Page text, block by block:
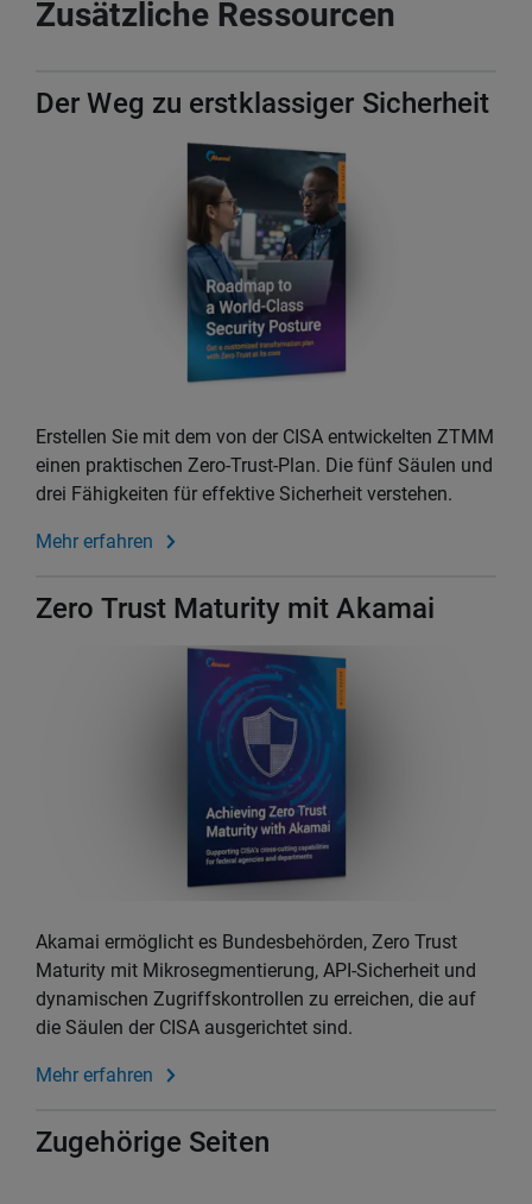
Zusätzliche Ressourcen
Der Weg zu erstklassiger Sicherheit
Erstellen Sie mit dem von der CISA entwickelten ZTMM
einen praktischen Zero-Trust-Plan. Die fünf Säulen und
drei Fähigkeiten für effektive Sicherheit verstehen.
Mehr erfahren
Zero Trust Maturity mit Akamai
Akamai ermöglicht es Bundesbehörden, Zero Trust
Maturity mit Mikrosegmentierung, API-Sicherheit und
dynamischen Zugriffskontrollen zu erreichen, die auf
die Säulen der CISA ausgerichtet sind.
Mehr erfahren
Zugehörige Seiten